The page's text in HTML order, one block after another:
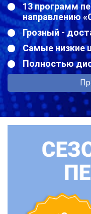
13 программ
направлению
Грозный -
Самые низкие
Полностью